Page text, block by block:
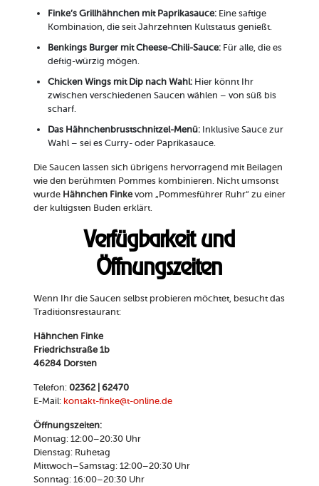
Finke’s Grillhähnchen mit Paprikasauce:Eine saftige
Kombination, die seit Jahrzehnten Kultstatus genießt.
Benkings Burger mit Cheese-Chili-Sauce:Für alle, die es
deftig-würzig mögen.
Chicken Wings mit Dip nach Wahl:Hier könnt Ihr
zwischen verschiedenen Saucen wählen – von süß bis
scharf.
Das Hähnchenbrustschnitzel-Menü:Inklusive Sauce zur
Wahl – sei es Curry- oder Paprikasauce.
Die Saucen lassen sich übrigens hervorragend mit Beilagen
wie den berühmten Pommes kombinieren. Nicht umsonst
wurde Hähnchen Finkevom „Pommesführer Ruhr“ zu einer
der kultigsten Buden erklärt.
Verfügbarkeit und
Öffnungszeiten
Wenn Ihr die Saucen selbst probieren möchtet, besucht das
Traditionsrestaurant:
Hähnchen Finke
Friedrichstraße 1b
46284 Dorsten
Telefon: 02362 | 62470
E-Mail: kontakt-finke@t-online.de
Öffnungszeiten:
Montag: 12:00–20:30 Uhr
Dienstag: Ruhetag
Mittwoch–Samstag: 12:00–20:30 Uhr
Sonntag: 16:00–20:30 Uhr